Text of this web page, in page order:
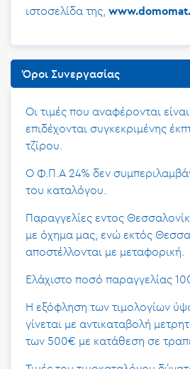
ιστοσελίδα της,
Όροι Συνεργασίας
Οι τιμές που αναφέρονται είναι
επιδέχονται συγκεκριμένης
τζίρου.
Ο Φ.Π.Α 24% δεν
του καταλόγου.
Παραγγελίες εντος
με όχημα μας, ενώ εκτός
αποστέλλονται με μεταφορική.
Ελάχιστο ποσό παραγγελίας
Η εξόφληση των τιμολογίων
γίνεται με αντικαταβολή
των 500€ με κατάθεση σε